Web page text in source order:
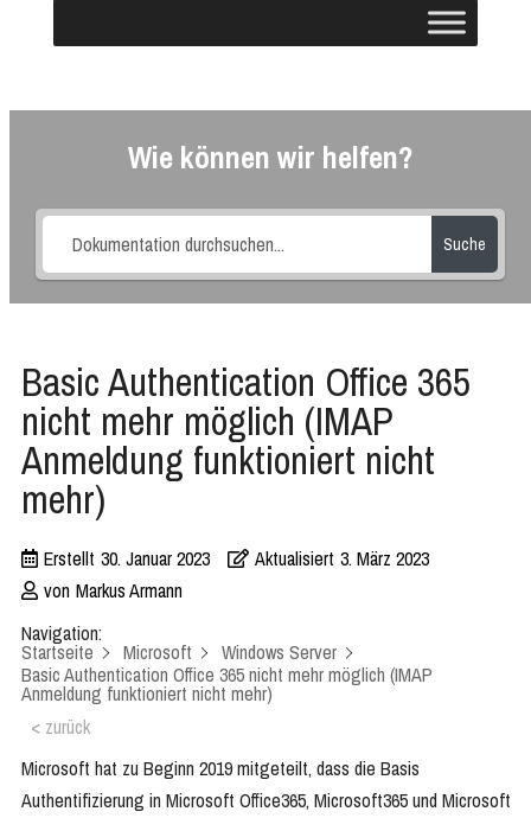
Wie können wir helfen?
Suche
Basic Authentication Office 365
nicht mehr möglich (IMAP
Anmeldung funktioniert nicht
mehr)
Erstellt 30. Januar 2023 Aktualisiert 3. März 2023
von Markus Armann
Navigation:
Startseite Microsoft
Windows Server
Basic Authentication Office 365 nicht mehr möglich (IMAP
Anmeldung funktioniert nicht mehr)
< zurück
Microsoft hat zu Beginn 2019 mitgeteilt, dass die Basis
Authentifizierung in Microsoft Office365, Microsoft365 und Microsoft